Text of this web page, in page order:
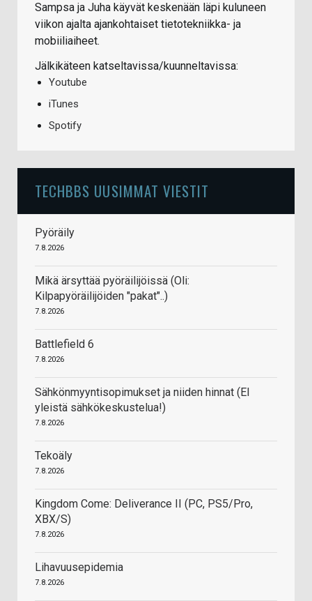
Sampsa ja Juha käyvät keskenään läpi kuluneen
viikon ajalta ajankohtaiset tietotekniikka- ja
mobiiliaiheet.
Jälkikäteen katseltavissa/kuunneltavissa:
Youtube
iTunes
Spotify
TECHBBS UUSIMMAT VIESTIT
Pyöräily
7.8.2026
Mikä ärsyttää pyöräilijöissä (Oli:
Kilpapyöräilijöiden "pakat"..)
7.8.2026
Battlefield 6
7.8.2026
Sähkönmyyntisopimukset ja niiden hinnat (EI
yleistä sähkökeskustelua!)
7.8.2026
Tekoäly
7.8.2026
Kingdom Come: Deliverance II (PC, PS5/Pro,
XBX/S)
7.8.2026
Lihavuusepidemia
7.8.2026